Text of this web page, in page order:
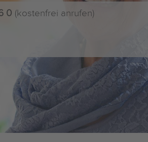
0 (kostenfrei anrufen)